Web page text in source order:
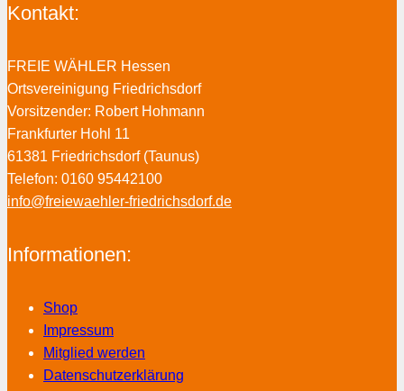
Kontakt:
FREIE WÄHLER Hessen
Ortsvereinigung Friedrichsdorf
Vorsitzender: Robert Hohmann
Frankfurter Hohl 11
61381 Friedrichsdorf (Taunus)
Telefon: 0160 95442100
info@freiewaehler-friedrichsdorf.de
Informationen:
Shop
Impressum
Mitglied werden
Datenschutzerklärung